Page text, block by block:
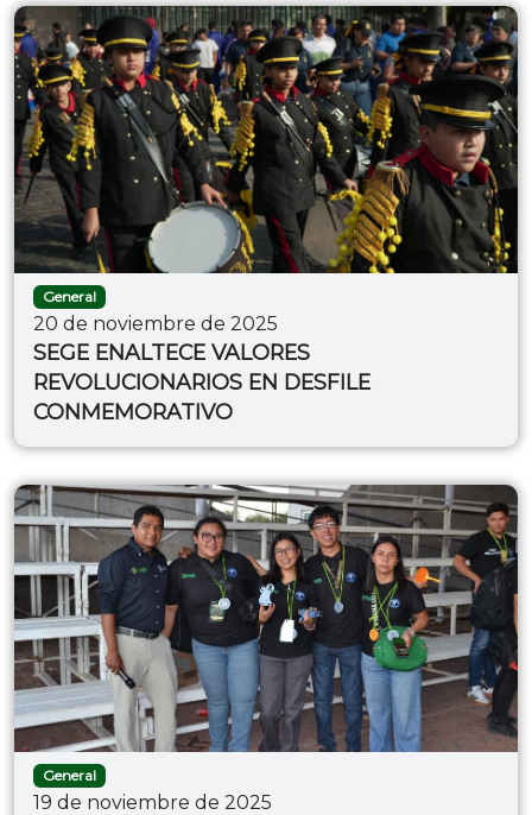
General
20 de noviembre de 2025
SEGE ENALTECE VALORES
REVOLUCIONARIOS EN DESFILE
CONMEMORATIVO
General
19 de noviembre de 2025